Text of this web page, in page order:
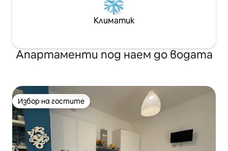
Климатик
Апартаменти под наем до водата
Избор на гостите
Избор на гостите